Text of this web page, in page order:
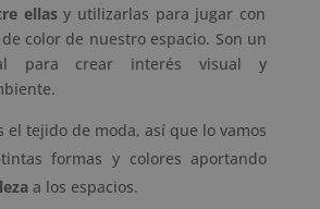
ellasy utilizarlas para jugar con
color de nuestro espacio. Son un
para crear interés visual y
el tejido de moda, así que lo vamos
formas y colores aportando
a los espacios.